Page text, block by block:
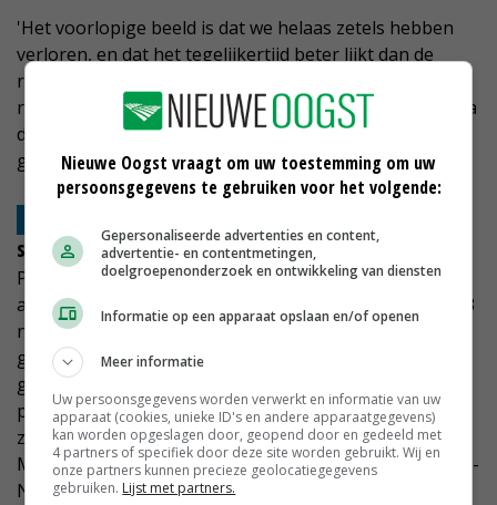
'Het voorlopige beeld is dat we helaas zetels hebben
verloren, en dat het tegelijkertijd beter lijkt dan de
recente peilingen', zei partijleider Wopke Hoekstra in
reactie op de eerste exitpolls. Hij denkt dat zijn partij na
de crisis vorig jaar nu echt in rustig vaarwater is
gekomen.
steden
Partij voor de Dieren (PvdD) is bijna verdubbeld in
aantal raadszetels. In totaal is de PvdD gegroeid van 33
naar 63 zetels. De PvdD is nu vertegenwoordigd in 29
gemeenten, dat waren er 17. In de meeste nieuwe
gemeenten komt de PvdD met twee zetels binnen. De
partij is vooral in de steden vertegenwoordigd. Daar
zijn recent onder meer Haarlem, Enschede en
Maastricht bijgekomen. In Buren, Heerlen en Pijnacker-
Nootdorp moest de partij een zetel inleveren.
Nieuwe Oogst vraagt om uw toestemming om uw
persoonsgegevens te gebruiken voor het volgende:
Gepersonaliseerde advertenties en content,
advertentie- en contentmetingen,
doelgroepenonderzoek en ontwikkeling van diensten
Informatie op een apparaat opslaan en/of openen
Meer informatie
Uw persoonsgegevens worden verwerkt en informatie van uw
apparaat (cookies, unieke ID's en andere apparaatgegevens)
kan worden opgeslagen door, geopend door en gedeeld met
4 partners of specifiek door deze site worden gebruikt. Wij en
onze partners kunnen precieze geolocatiegegevens
gebruiken. Lijst met partners.